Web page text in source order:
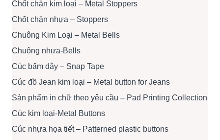
Chốt chặn kim loại – Metal Stoppers
Chốt chặn nhựa – Stoppers
Chuông Kim Loại – Metal Bells
Chuông nhựa-Bells
Cúc bấm dây – Snap Tape
Cúc đồ Jean kim loại – Metal button for Jeans
Sản phẩm in chữ theo yêu cầu – Pad Printing Collection
Cúc kim loại-Metal Buttons
Cúc nhựa họa tiết – Patterned plastic buttons